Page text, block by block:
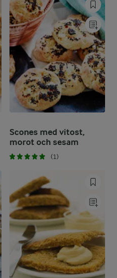
Scones med vitost,
morot och sesam
(1)